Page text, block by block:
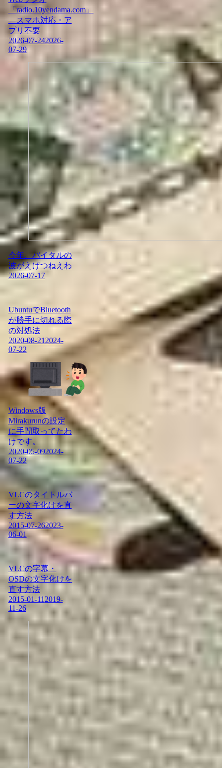
「radio.10yendama.com」
―スマホ対応・ア
プリ不要
2026-07-242026-
07-29
今年、バイタルの
波がえげつねえわ
2026-07-17
UbuntuでBluetooth
が勝手に切れる際
の対処法
2020-08-21 2024-
07-22
Windows版
Mirakurunの設定
に手間取ってたわ
けです。
2020-05-092024-
07-22
VLCのタイトルバ
ーの文字化けを直
す方法
2015-07-262023-
06-01
VLCの字幕・
OSDの文字化けを
直す方法
2015-01-11 2019-
11-26